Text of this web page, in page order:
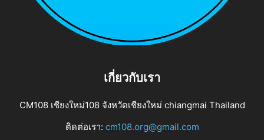
เกี่ยวกับเรา
CM108 เชียงใหม่108 จังหวัดเชียงใหม่ chiangmai Thailand
ติดต่อเรา: cm108.org@gmail.com